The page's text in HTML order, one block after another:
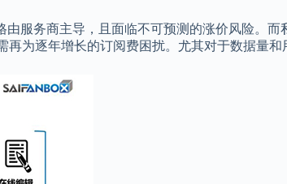
服务商主导，且面临不可预测的涨价风险。
为逐年增长的订阅费困扰。尤其对于数据量